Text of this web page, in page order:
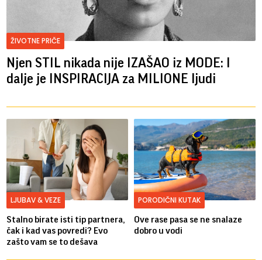
ŽIVOTNE PRIČE
Njen STIL nikada nije IZAŠAO iz MODE: I
dalje je INSPIRACIJA za MILIONE ljudi
LJUBAV & VEZE
Stalno birate isti tip partnera,
čak i kad vas povredi? Evo
zašto vam se to dešava
PORODIČNI KUTAK
Ove rase pasa se ne snalaze
dobro u vodi